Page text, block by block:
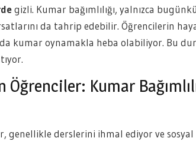
gizli. Kumar bağımlılığı, yalnızca
da tahrip edebilir. Öğrencilerin
kumar oynamakla heba olabiliyor. Bu
Öğrenciler: Kumar
genellikle derslerini ihmal ediyor ve